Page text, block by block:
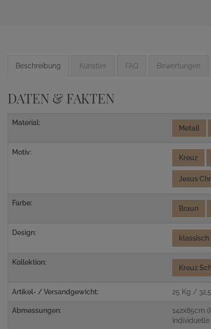
Beschreibung Künstler FAQ Bewertungen
DATEN & FAKTEN
Material:
Metall
Motiv:
Kreuz
Jesus
Farbe:
Braun
Design:
klassisch
Kollektion:
Kreuz
Artikel- / Versandgewicht: 25 Kg /
Abmessungen:
142x85cm